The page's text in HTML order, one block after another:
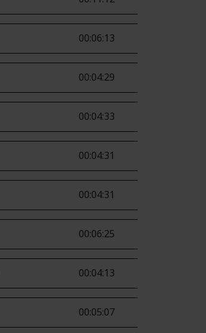
00:06:13
00:04:29
00:04:33
00:04:31
00:04:31
00:06:25
00:04:13
00:05:07